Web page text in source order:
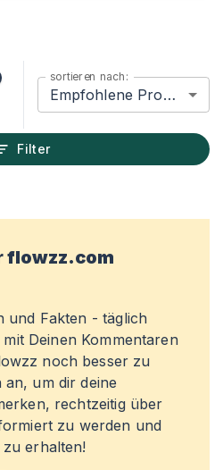
sortieren nach:
Empfohlene Produkte
Filter
flowzz.com
und Fakten - täglich
Deinen Kommentaren
noch besser zu
an, um dir deine
rechtzeitig über
zu werden und
erhalten!